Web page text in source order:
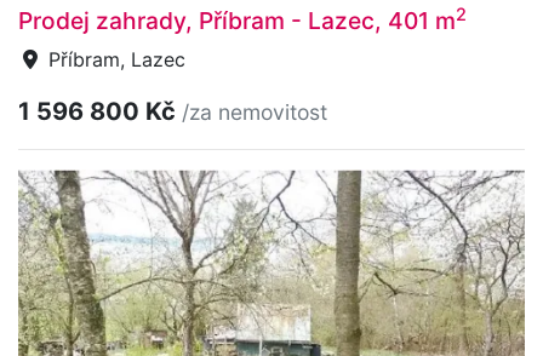
Prodej zahrady, Příbram - Lazec, 401 m2
Příbram, Lazec
1 596 800 Kč /za nemovitost